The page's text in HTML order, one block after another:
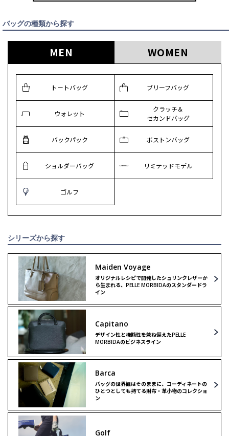
バッグの種類から探す
MEN WOMEN
トートバッグ ブリーフバッグ
ウォレット
クラッチ＆
セカンドバッグ
バックパック ボストンバッグ
ショルダーバッグ リミテッドモデル
ゴルフ
シリーズから探す
Maiden Voyage
オリジナルレシピで開発したシュリンクレザーか
ら生まれる、PELLE MORBIDAのスタンダードラ
イン
Capitano
デザイン性と機能性を兼ね備えたPELLE
MORBIDAのビジネスライン
Barca
バッグの世界観はそのままに、コーディネートの
ひとつとしても持てる財布・革小物のコレクショ
ン
Golf